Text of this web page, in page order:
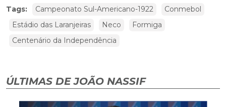
Tags: Campeonato Sul-Americano-1922
Conmebol
Estádio das Laranjeiras
Neco
Formiga
Centenário da Independência
ÚLTIMAS DE JOÃO NASSIF